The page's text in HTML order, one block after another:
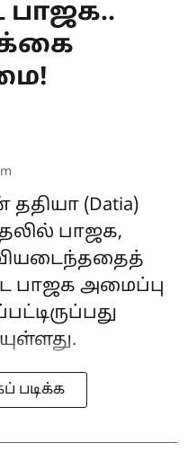
(Datia)
பாஜக,
பாஜக அமைப்பு
படிக்க